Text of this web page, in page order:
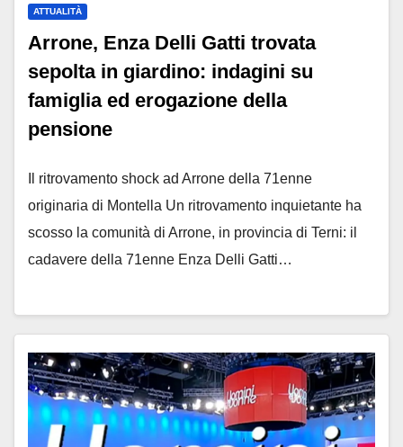
ATTUALITÀ
Arrone, Enza Delli Gatti trovata
sepolta in giardino: indagini su
famiglia ed erogazione della
pensione
Il ritrovamento shock ad Arrone della 71enne
originaria di Montella Un ritrovamento inquietante ha
scosso la comunità di Arrone, in provincia di Terni: il
cadavere della 71enne Enza Delli Gatti…